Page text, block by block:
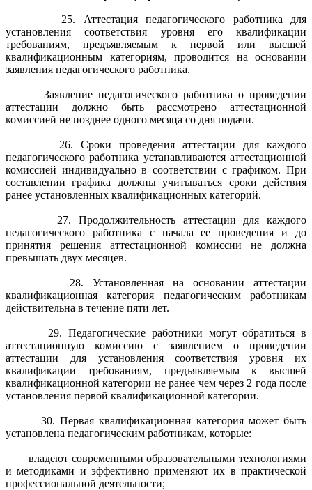
25. Аттестация педагогического работника для
установления соответствия уровня его квалификации
требованиям, предъявляемым к первой или высшей
квалификационным категориям, проводится на основании
заявления педагогического работника.
Заявление педагогического работника о проведении
аттестации должно быть рассмотрено аттестационной
комиссией не позднее одного месяца со дня подачи.
26. Сроки проведения аттестации для каждого
педагогического работника устанавливаются аттестационной
комиссией индивидуально в соответствии с графиком. При
составлении графика должны учитываться сроки действия
ранее установленных квалификационных категорий.
27. Продолжительность аттестации для каждого
педагогического работника с начала ее проведения и до
принятия решения аттестационной комиссии не должна
превышать двух месяцев.
28. Установленная на основании аттестации
квалификационная категория педагогическим работникам
действительна в течение пяти лет.
29. Педагогические работники могут обратиться в
аттестационную комиссию с заявлением о проведении
аттестации для установления соответствия уровня их
квалификации требованиям, предъявляемым к высшей
квалификационной категории не ранее чем через 2 года после
установления первой квалификационной категории.
30. Первая квалификационная категория может быть
установлена педагогическим работникам, которые:
владеют современными образовательными технологиями
и методиками и эффективно применяют их в практической
профессиональной деятельности;